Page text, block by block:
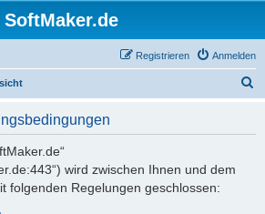
SoftMaker.de
Anmelden
Registrieren
wird zwischen Ihnen und dem
folgenden Regelungen geschlossen: